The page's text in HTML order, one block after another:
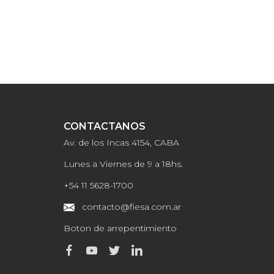
CONTACTANOS
Av. de los Incas 4154, CABA
Lunes a Viernes de 9 a 18hs.
+54 11 5628-1700
contacto@fiesa.com.ar
Boton de arrepentimiento